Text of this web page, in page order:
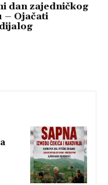
dan zajedničkog
– Ojačati